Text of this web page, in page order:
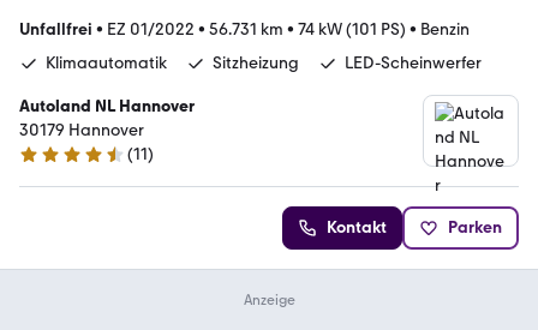
Unfallfrei • EZ 01/2022 • 56.731 km • 74 kW (101 PS) • Benzin
Klimaautomatik
Sitzheizung LED-Scheinwerfer
Autoland NL Hannover
30179 Hannover
4.7 Sterne
(11)
Kontakt Parken